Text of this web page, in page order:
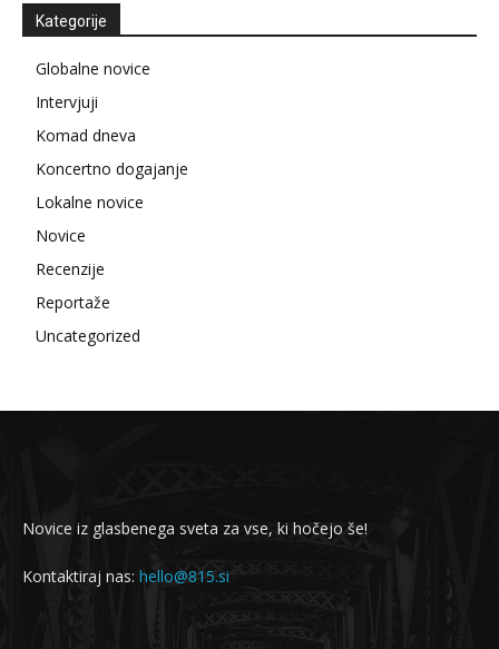
Kategorije
Globalne novice
Intervjuji
Komad dneva
Koncertno dogajanje
Lokalne novice
Novice
Recenzije
Reportaže
Uncategorized
Novice iz glasbenega sveta za vse, ki hočejo še!
Kontaktiraj nas: hello@815.si